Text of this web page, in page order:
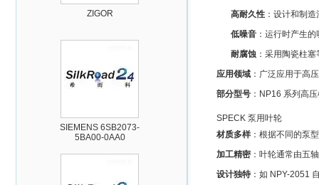
5BA00-0AA0
高耐久性 ：设计和制
低噪音 ：运行时产生
耐腐蚀 ：采用陶瓷柱
应用领域 ：广泛应用于高
部分型号 ：NP16 系列高
SPECK 泵用叶轮
材质多样 ：根据不同的泵
加工精密：叶轮通常由五
设计独特：如 NPY-2051